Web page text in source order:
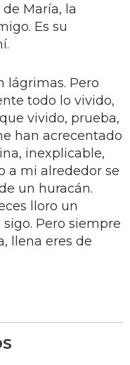
María, la
Es su
lágrimas. Pero
todo lo vivido,
vivido, prueba,
han acrecentado
inexplicable,
a mi alrededor se
un huracán.
lloro un
Pero siempre
llena eres de